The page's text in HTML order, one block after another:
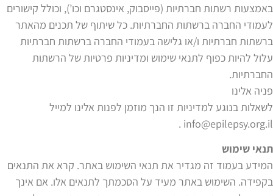
באמצעות רשתות חברתיות (פייסבוק, אינסטגרם וכו’), וכולל קישורים
לעמודי החברה ברשתות החברתיות. כל שיתוף של תכנים מהאתר
ברשתות חברתיות ו/או גלישה בעמודי החברה ברשתות חברתיות
עלול להיות כפוף לתנאי שימוש ומדיניות פרטיות של הרשתות
החברתיות.
פניה אלינו
לשאלות בנוגע למדיניות זו הנך מוזמן לפנות אלינו למייל
info@epilepsy.org.il
.
תנאי שימוש
המידע בעמוד זה מגדיר את תנאי השימוש באתר. קרא את התנאים
בקפידה. השימוש באתר מעיד על הסכמתך לתנאים אלו. אם אינך